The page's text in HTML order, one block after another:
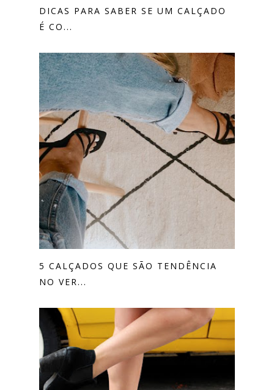
DICAS PARA SABER SE UM CALÇADO
É CO...
5 CALÇADOS QUE SÃO TENDÊNCIA
NO VER...